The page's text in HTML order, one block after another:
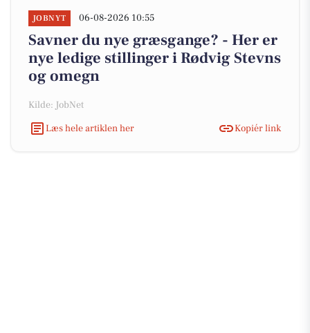
JOBNYT 06-08-2026 10:55
Savner du nye græsgange? - Her er
nye ledige stillinger i Rødvig Stevns
og omegn
Kilde: JobNet
Læs hele artiklen her
Kopiér link